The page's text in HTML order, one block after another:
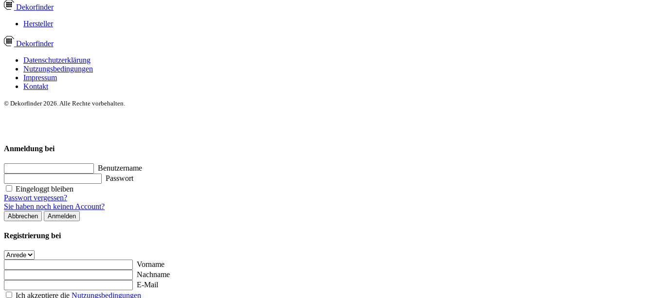
Dekorfinder
Hersteller
Dekorfinder
Datenschutzerklärung
Nutzungsbedingungen
Impressum
Kontakt
© Dekorfinder 2026. Alle Rechte vorbehalten.
Anmeldung bei
Benutzername
Passwort
Eingeloggt bleiben
Passwort vergessen?
Sie haben noch keinen Account?
Abbrechen Anmelden
Registrierung bei
Vorname
Nachname
E-Mail
Ich akzeptiere die Nutzungsbedingungen